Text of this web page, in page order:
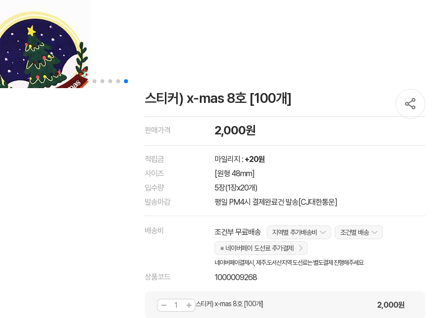
스티커) x-mas 8호 [100개]
판매가격 2,000원
적립금 마일리지 : +20원
사이즈
[원형 48mm]
입수량
5장(1장x20개)
발송마감
평일 PM4시 결제완료건 발송[CJ대한통운]
배송비 조건부 무료배송 지역별 추가배송비
조건별 배송
※ 네이버페이 도선료 추가결제
네이버페이결제시, 제주.도서산지역 도선료는 별도결제 진행해주세요
상품코드 1000009268
스티커) x-mas 8호 [100개] 2,000원